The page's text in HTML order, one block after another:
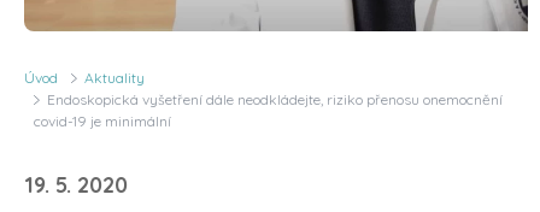
Úvod
Aktuality
Endoskopická vyšetření dále neodkládejte, riziko přenosu onemocnění
covid-19 je minimální
19. 5. 2020